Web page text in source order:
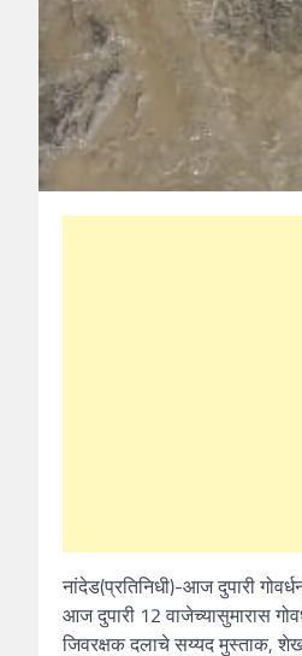
नांदेड(प्रतिनिधी)-आज दुपारी
आज दुपारी 12 वाजेच्यासुमारास
जिवरक्षक दलाचे सय्यद मुस्ताक,